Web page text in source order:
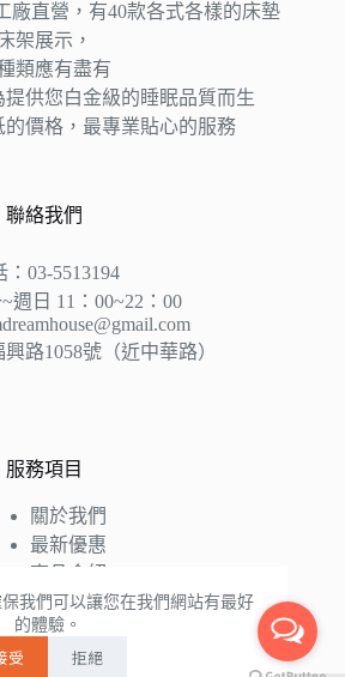
我們可以讓您在我們網站有最好
的體驗。
受 拒絕
廠直營，有40款各式各樣的床墊
架展示，
類應有盡有
供您白金級的睡眠品質而生
的價格，最專業貼心的服務
聯絡我們
：03-5513194
週日 11：00~22：00
路1058號（近中華路）
服務項目
關於我們
最新優惠
商品介紹
床墊知識
好評推薦
聯絡我們